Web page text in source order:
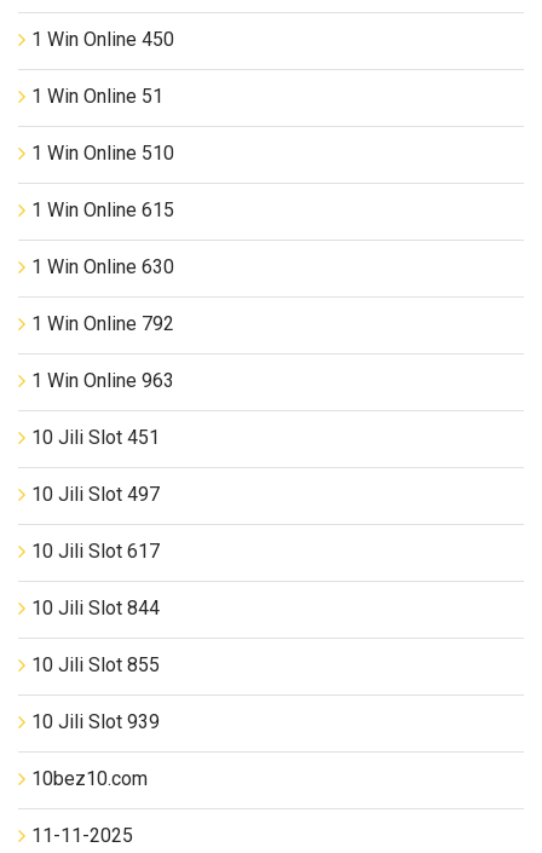
1 Win Online 450
1 Win Online 51
1 Win Online 510
1 Win Online 615
1 Win Online 630
1 Win Online 792
1 Win Online 963
10 Jili Slot 451
10 Jili Slot 497
10 Jili Slot 617
10 Jili Slot 844
10 Jili Slot 855
10 Jili Slot 939
10bez10.com
11-11-2025